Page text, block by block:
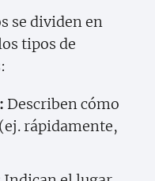
se dividen en
tipos de
Describen cómo
rápidamente,